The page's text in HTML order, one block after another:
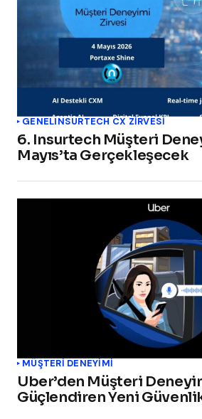
GENELINSURTECH CX ZİRVESİ
6. Insurtech Müşteri
Mayıs’ta Gerçekleşecek
MÜŞTERI DENEYIMI
Uber’den Müşteri
Güçlendiren Yeni